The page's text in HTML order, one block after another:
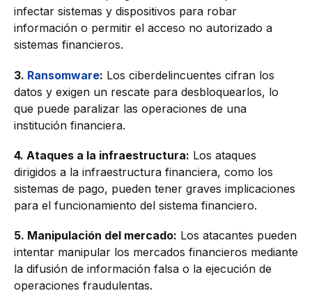
infectar sistemas y dispositivos para robar
información o permitir el acceso no autorizado a
sistemas financieros.
3. Ransomware: Los ciberdelincuentes cifran los
datos y exigen un rescate para desbloquearlos, lo
que puede paralizar las operaciones de una
institución financiera.
4. Ataques a la infraestructura: Los ataques
dirigidos a la infraestructura financiera, como los
sistemas de pago, pueden tener graves implicaciones
para el funcionamiento del sistema financiero.
5. Manipulación del mercado: Los atacantes pueden
intentar manipular los mercados financieros mediante
la difusión de información falsa o la ejecución de
operaciones fraudulentas.